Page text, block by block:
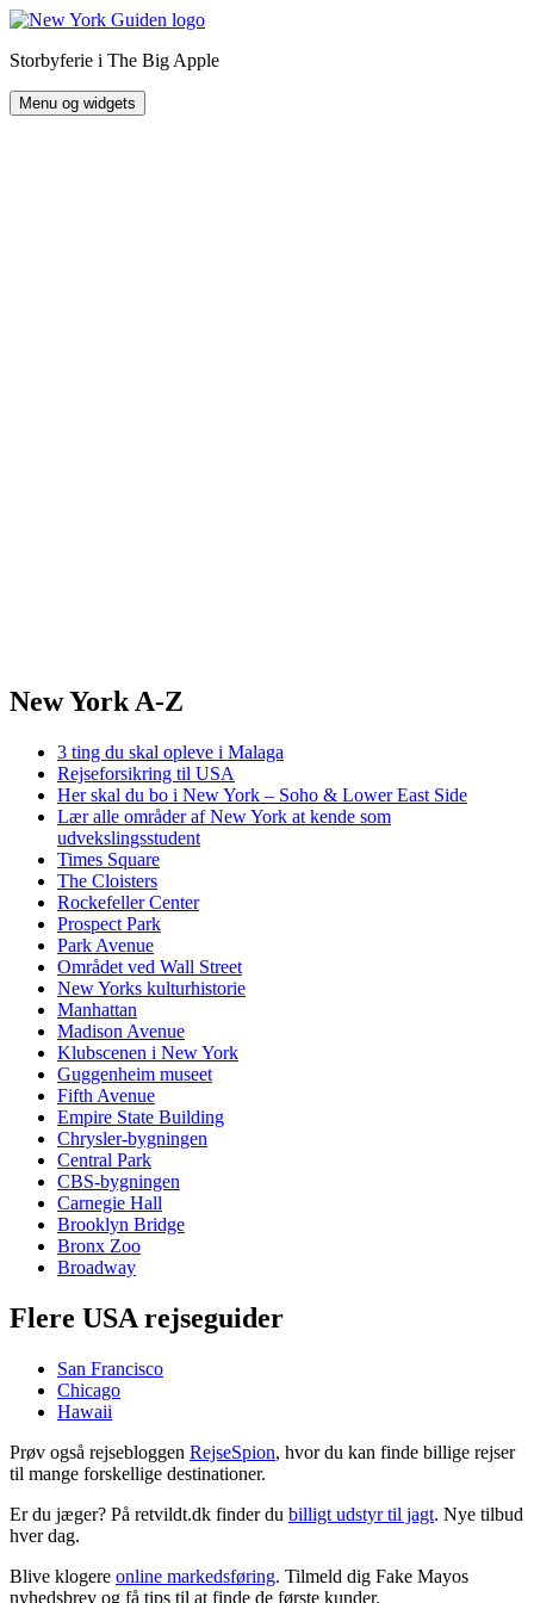
Hop
indhold
Storbyferie i The Big Apple
Menu og widgets
New York A-Z
3 ting du skal opleve i Malaga
Rejseforsikring til USA
Her skal du bo i New York – Soho & Lower East Side
Lær alle områder af New York at kende som
udvekslingsstudent
Times Square
The Cloisters
Rockefeller Center
Prospect Park
Park Avenue
Området ved Wall Street
New Yorks kulturhistorie
Manhattan
Madison Avenue
Klubscenen i New York
Guggenheim museet
Fifth Avenue
Empire State Building
Chrysler-bygningen
Central Park
CBS-bygningen
Carnegie Hall
Brooklyn Bridge
Bronx Zoo
Broadway
Flere USA rejseguider
San Francisco
Chicago
Hawaii
Prøv også rejsebloggen RejseSpion, hvor du kan finde billige rejser
til mange forskellige destinationer.
Er du jæger? På retvildt.dk finder du billigt udstyr til jagt. Nye tilbud
hver dag.
Blive klogere online markedsføring. Tilmeld dig Fake Mayos
nyhedsbrev og få tips til at finde de første kunder.